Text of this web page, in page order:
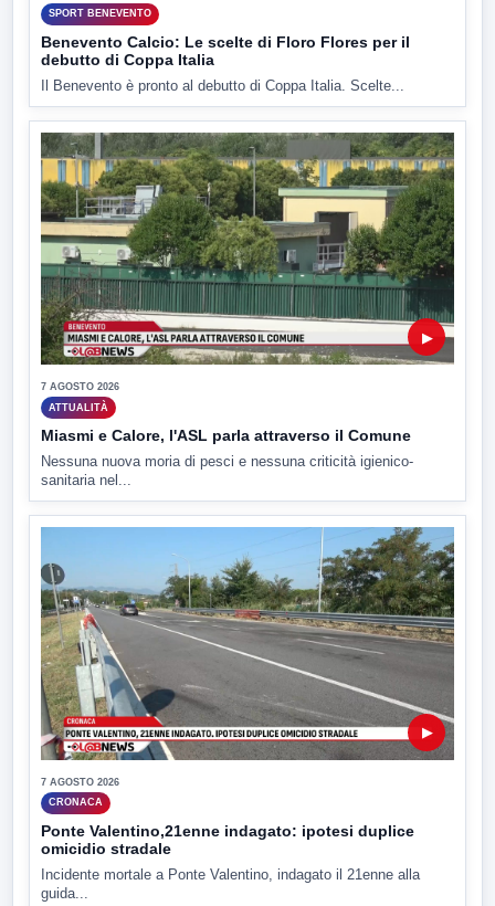
SPORT BENEVENTO
Benevento Calcio: Le scelte di Floro Flores per il
debutto di Coppa Italia
Il Benevento è pronto al debutto di Coppa Italia. Scelte...
▶
7 AGOSTO 2026
ATTUALITÀ
Miasmi e Calore, l'ASL parla attraverso il Comune
Nessuna nuova moria di pesci e nessuna criticità igienico-
sanitaria nel...
▶
7 AGOSTO 2026
CRONACA
Ponte Valentino,21enne indagato: ipotesi duplice
omicidio stradale
Incidente mortale a Ponte Valentino, indagato il 21enne alla
guida...